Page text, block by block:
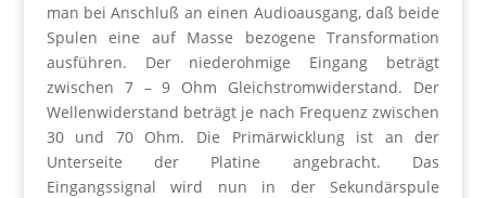
man bei Anschluß an einen Audioausgang, daß beide
Spulen eine auf Masse bezogene Transformation
ausführen. Der niederohmige Eingang beträgt
zwischen 7 – 9 Ohm Gleichstromwiderstand. Der
Wellenwiderstand beträgt je nach Frequenz zwischen
30 und 70 Ohm. Die Primärwicklung ist an der
Unterseite der Platine angebracht. Das
Eingangssignal wird nun in der Sekundärspule